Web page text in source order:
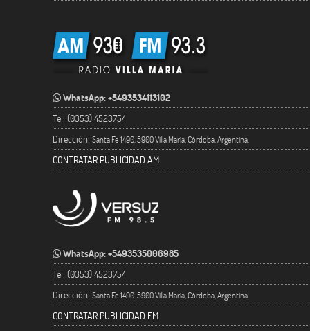
WhatsApp: +5493534113102
Tel: (0353) 4523754
Dirección: Santa Fe 1490. 5900 Villa María, Córdoba, Argentina.
CONTRATAR PUBLICIDAD AM
WhatsApp: +5493535006985
Tel: (0353) 4523754
Dirección: Santa Fe 1490. 5900 Villa María, Córdoba, Argentina.
CONTRATAR PUBLICIDAD FM